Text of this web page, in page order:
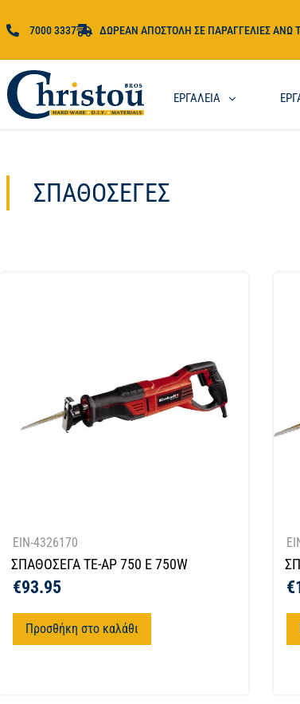
7000 3337 ΔΩΡΕΑΝ ΑΠΟΣΤΟΛΗ ΣΕ ΠΑΡΑΓΓΕΛΙΕΣ ΑΝΩ
ΕΡΓΑΛΕΙΑ
ΣΠΑΘΌΣΕΓΕΣ
EIN-4326170
ΣΠΑΘΟΣΕΓΑ TE-AP 750 E 750W
€93.95
Προσθήκη στο καλάθι
€